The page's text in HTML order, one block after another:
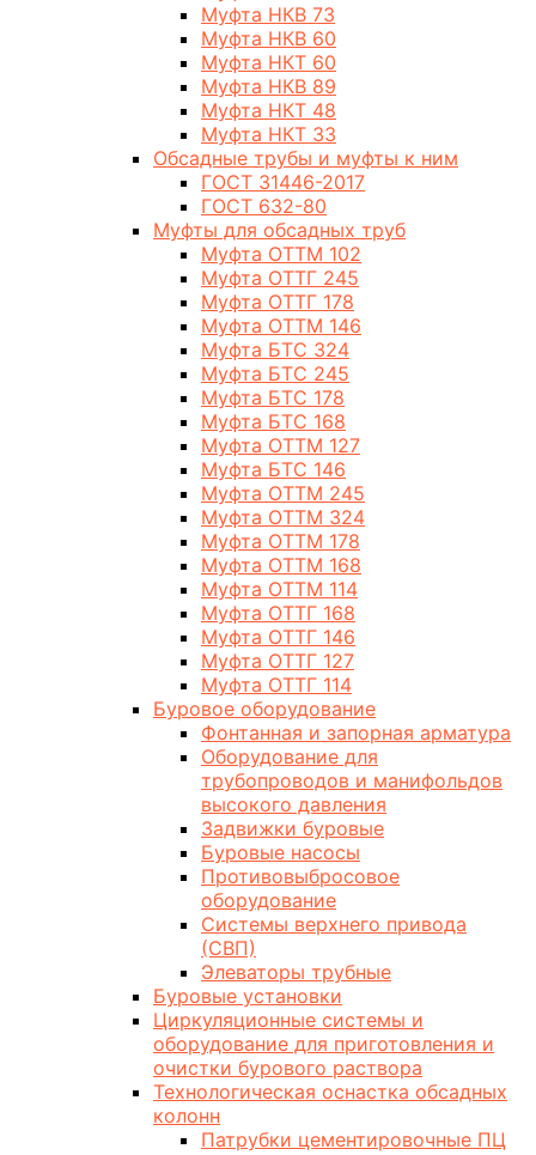
Муфта НКВ 73
Муфта НКВ 60
Муфта НКТ 60
Муфта НКВ 89
Муфта НКТ 48
Муфта НКТ 33
Обсадные трубы и муфты к ним
ГОСТ 31446-2017
ГОСТ 632-80
Муфты для обсадных труб
Муфта ОТТМ 102
Муфта ОТТГ 245
Муфта ОТТГ 178
Муфта ОТТМ 146
Муфта БТС 324
Муфта БТС 245
Муфта БТС 178
Муфта БТС 168
Муфта ОТТМ 127
Муфта БТС 146
Муфта ОТТМ 245
Муфта ОТТМ 324
Муфта ОТТМ 178
Муфта ОТТМ 168
Муфта ОТТМ 114
Муфта ОТТГ 168
Муфта ОТТГ 146
Муфта ОТТГ 127
Муфта ОТТГ 114
Буровое оборудование
Фонтанная и запорная арматура
Оборудование для
трубопроводов и манифольдов
высокого давления
Задвижки буровые
Буровые насосы
Противовыбросовое
оборудование
Системы верхнего привода
(СВП)
Элеваторы трубные
Буровые установки
Циркуляционные системы и
оборудование для приготовления и
очистки бурового раствора
Технологическая оснастка обсадных
колонн
Патрубки цементировочные ПЦ